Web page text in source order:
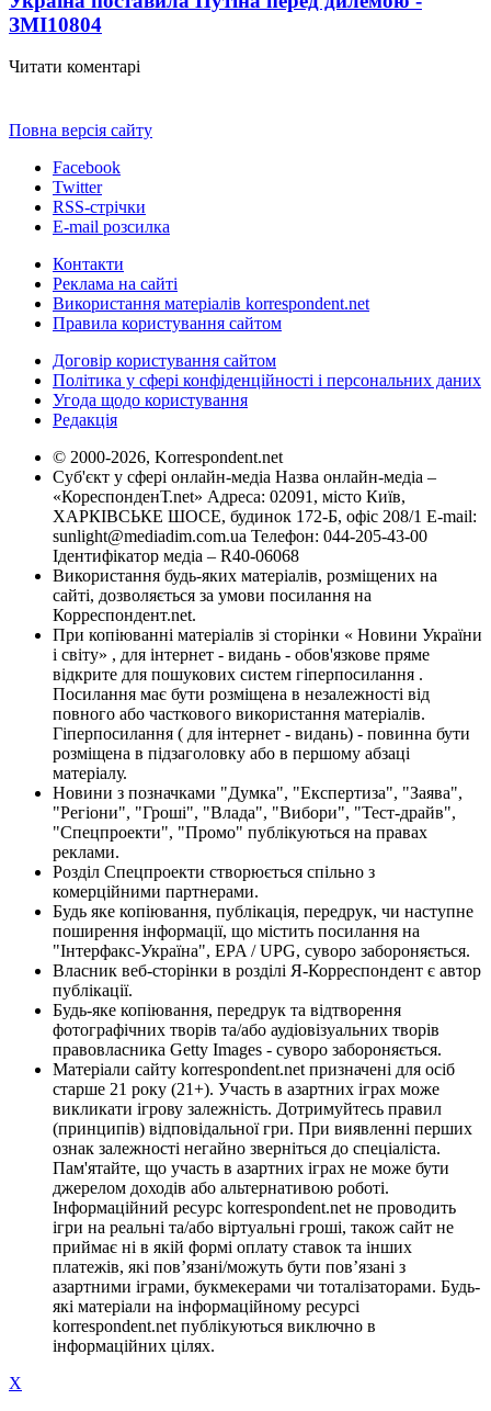
ЗМІ10804
Читати коментарі
Повна версія сайту
Facebook
Twitter
RSS-стрічки
E-mail розсилка
Контакти
Реклама на сайті
Використання матеріалів korrespondent.net
Правила користування сайтом
Договір користування сайтом
Політика у сфері конфіденційності і персональних даних
Угода щодо користування
Редакція
© 2000-2026, Korrespondent.net
Суб'єкт у сфері онлайн-медіа Назва онлайн-медіа –
«КореспонденТ.net» Адреса: 02091, місто Київ,
ХАРКІВСЬКЕ ШОСЕ, будинок 172-Б, офіс 208/1 E-mail:
sunlight@mediadim.com.ua Телефон: 044-205-43-00
Ідентифікатор медіа – R40-06068
Використання будь-яких матеріалів, розміщених на
сайті, дозволяється за умови посилання на
Корреспондент.net.
При копіюванні матеріалів зі сторінки « Новини України
і світу» , для інтернет - видань - обов'язкове пряме
відкрите для пошукових систем гіперпосилання .
Посилання має бути розміщена в незалежності від
повного або часткового використання матеріалів.
Гіперпосилання ( для інтернет - видань) - повинна бути
розміщена в підзаголовку або в першому абзаці
матеріалу.
Новини з позначками "Думка", "Експертиза", "Заява",
"Регіони", "Гроші", "Влада", "Вибори", "Тест-драйв",
"Спецпроекти", "Промо" публікуються на правах
реклами.
Розділ Спецпроекти створюється спільно з
комерційними партнерами.
Будь яке копіювання, публікація, передрук, чи наступне
поширення інформації, що містить посилання на
"Інтерфакс-Україна", EPA / UPG, суворо забороняється.
Власник веб-сторінки в розділі Я-Корреспондент є автор
публікації.
Будь-яке копіювання, передрук та відтворення
фотографічних творів та/або аудіовізуальних творів
правовласника Getty Images - суворо забороняється.
Матеріали сайту korrespondent.net призначені для осіб
старше 21 року (21+). Участь в азартних іграх може
викликати ігрову залежність. Дотримуйтесь правил
(принципів) відповідальної гри. При виявленні перших
ознак залежності негайно зверніться до спеціаліста.
Пам'ятайте, що участь в азартних іграх не може бути
джерелом доходів або альтернативою роботі.
Інформаційний ресурс korrespondent.net не проводить
ігри на реальні та/або віртуальні гроші, також сайт не
приймає ні в якій формі оплату ставок та інших
платежів, які пов’язані/можуть бути пов’язані з
азартними іграми, букмекерами чи тоталізаторами. Будь-
які матеріали на інформаційному ресурсі
korrespondent.net публікуються виключно в
інформаційних цілях.
X